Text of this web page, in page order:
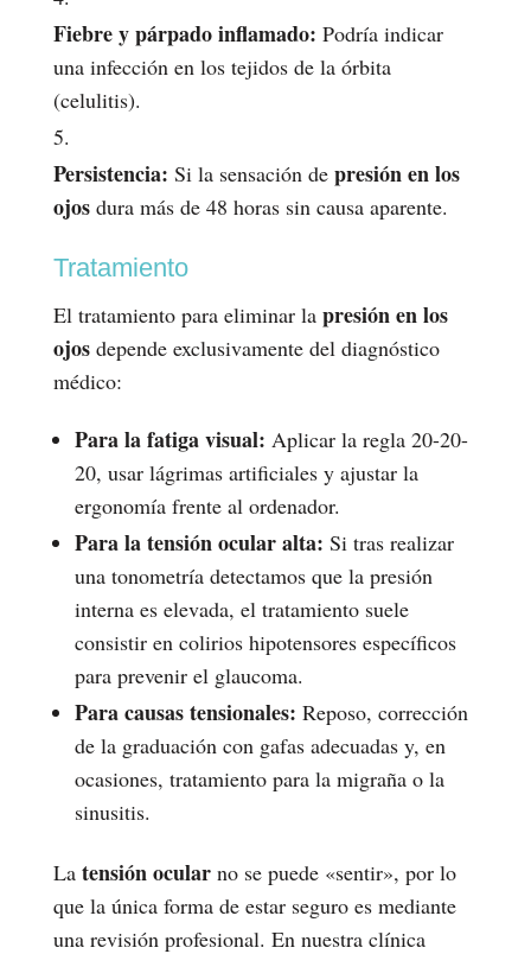
Fiebre y párpado inflamado: Podría indicar
una infección en los tejidos de la órbita
(celulitis).
Persistencia: Si la sensación de presión en los
ojosdura más de 48 horas sin causa aparente.
Tratamiento
El tratamiento para eliminar la presión en los
ojosdepende exclusivamente del diagnóstico
médico:
Para la fatiga visual: Aplicar la regla 20-20-
20, usar lágrimas artificiales y ajustar la
ergonomía frente al ordenador.
Para la tensión ocular alta: Si tras realizar
una tonometría detectamos que la presión
interna es elevada, el tratamiento suele
consistir en colirios hipotensores específicos
para prevenir el glaucoma.
Para causas tensionales: Reposo, corrección
de la graduación con gafas adecuadas y, en
ocasiones, tratamiento para la migraña o la
sinusitis.
La tensión ocularno se puede «sentir», por lo
que la única forma de estar seguro es mediante
una revisión profesional. En nuestra clínica